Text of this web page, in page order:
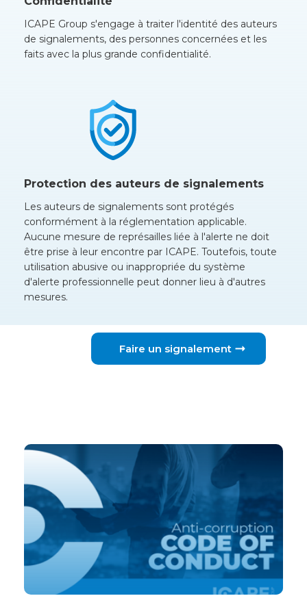
ICAPE Group s'engage à traiter l'identité des auteurs
de signalements, des personnes concernées et les
faits avec la plus grande confidentialité.
Protection des auteurs de signalements
Les auteurs de signalements sont protégés
conformément à la réglementation applicable.
Aucune mesure de représailles liée à l'alerte ne doit
être prise à leur encontre par ICAPE. Toutefois, toute
utilisation abusive ou inappropriée du système
d'alerte professionnelle peut donner lieu à d'autres
mesures.
Faire un signalement